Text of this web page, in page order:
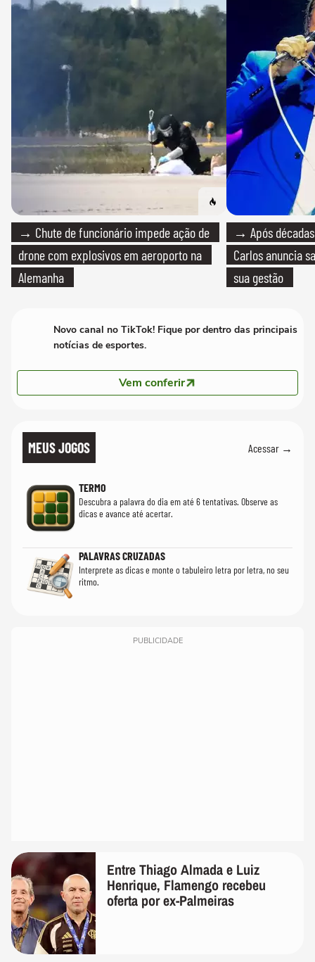
→ Chute de funcionário impede ação de
drone com explosivos em aeroporto na
Alemanha
→ Após
Carlos anuncia
sua gestão
Novo canal no TikTok! Fique por dentro das principais
notícias de esportes.
Vem conferir
MEUS JOGOS Acessar →
TERMO
Descubra a palavra do dia em até 6 tentativas. Observe as
dicas e avance até acertar.
PALAVRAS CRUZADAS
Interprete as dicas e monte o tabuleiro letra por letra, no seu
ritmo.
PUBLICIDADE
Entre Thiago Almada e Luiz
Henrique, Flamengo recebeu
oferta por ex-Palmeiras